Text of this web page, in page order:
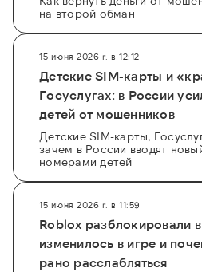
на второй обман
15 июня 2026 г. в 12:12
Детские SIM-карты и
Госуслугах: в России
детей от мошенников
Детские SIM-карты,
зачем в России вводят
номерами детей
15 июня 2026 г. в 11:59
Roblox разблокировали
изменилось в игре и
рано расслабляться